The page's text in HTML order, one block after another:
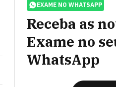
EXAME NO WHATSAPP
Receba as
Exame no
WhatsApp